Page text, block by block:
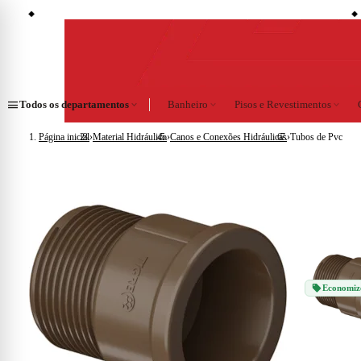
Lojas em Cataguases · Muriaé · Leopoldina · Ubá · Juiz de Fora · Além Paraíba
menuTodos os departamentos expand_more Banheiro expand_more Pisos e Revestimentos expand_more
Página inicial ›Material Hidráulico›Canos e Conexões Hidráulicas›Tubos de Pvc
sell